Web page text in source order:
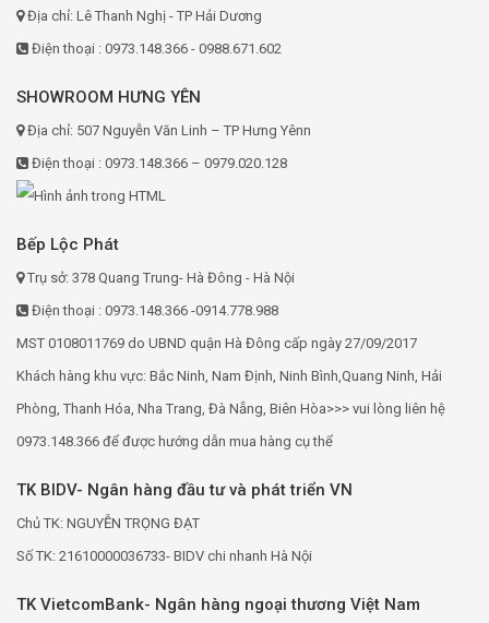
Địa chỉ: Lê Thanh Nghị - TP Hải Dương
Điện thoại : 0973.148.366 - 0988.671.602
SHOWROOM HƯNG YÊN
Địa chỉ: 507 Nguyễn Văn Linh – TP Hưng Yênn
Điện thoại : 0973.148.366 – 0979.020.128
Bếp Lộc Phát
Trụ sở: 378 Quang Trung- Hà Đông - Hà Nội
Điện thoại : 0973.148.366 -0914.778.988
MST 0108011769 do UBND quận Hà Đông cấp ngày 27/09/2017
Khách hàng khu vực: Bắc Ninh, Nam Định, Ninh Bình,Quang Ninh, Hải
Phòng, Thanh Hóa, Nha Trang, Đà Nẵng, Biên Hòa>>> vui lòng liên hệ
0973.148.366 để được hướng dẫn mua hàng cụ thể
TK BIDV- Ngân hàng đầu tư và phát triển VN
Chủ TK: NGUYỄN TRỌNG ĐẠT
Số TK: 21610000036733- BIDV chi nhanh Hà Nội
TK VietcomBank- Ngân hàng ngoại thương Việt Nam